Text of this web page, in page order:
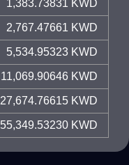
1,383.73831 KWD
2,767.47661 KWD
5,534.95323 KWD
11,069.90646 KWD
27,674.76615 KWD
55,349.53230 KWD